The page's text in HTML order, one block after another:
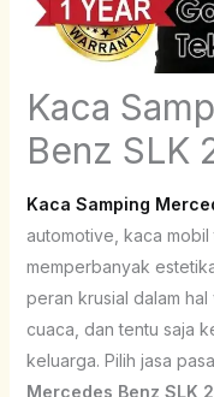
Kaca
Benz SLK
Kaca Samping
automotive, kaca
memperbanyak
peran krusial dalam
cuaca, dan tentu saja
keluarga. Pilih jasa
Mercedes Benz SLK